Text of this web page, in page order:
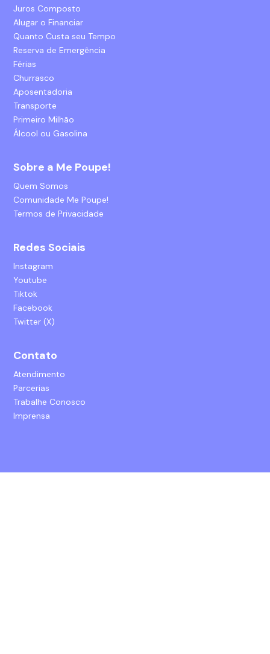
Juros Composto
Alugar o Financiar
Quanto Custa seu Tempo
Reserva de Emergência
Férias
Churrasco
Aposentadoria
Transporte
Primeiro Milhão
Álcool ou Gasolina
Sobre a Me Poupe!
Quem Somos
Comunidade Me Poupe!
Termos de Privacidade
Redes Sociais
Instagram
Youtube
Tiktok
Facebook
Twitter (X)
Contato
Atendimento
Parcerias
Trabalhe Conosco
Imprensa